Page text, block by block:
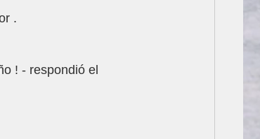
.
! - respondió el